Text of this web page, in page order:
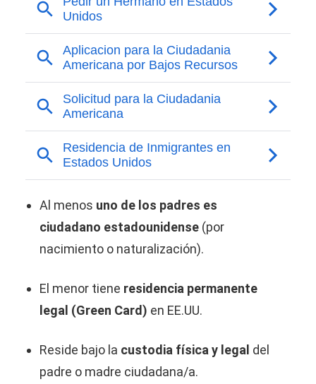
Al menos uno de los padres es
ciudadano estadounidense (por
nacimiento o naturalización).
El menor tiene residencia permanente
legal (Green Card) en EE.UU.
Reside bajo la custodia física y legal del
padre o madre ciudadana/a.